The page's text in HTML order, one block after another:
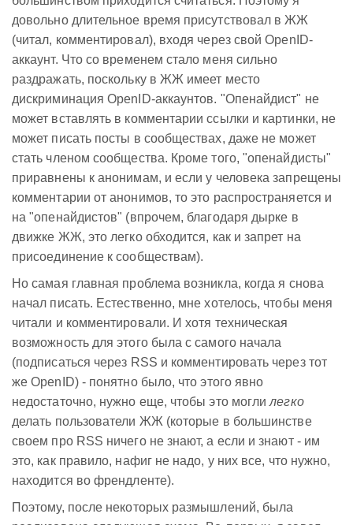
довольно длительное время присутствовал в ЖЖ
(читал, комментировал), входя через свой OpenID-
аккаунт. Что со временем стало меня сильно
раздражать, поскольку в ЖЖ имеет место
дискриминация OpenID-аккаунтов. "Опенайдист" не
может вставлять в комментарии ссылки и картинки, не
может писать посты в сообществах, даже не может
стать членом сообщества. Кроме того, "опенайдисты"
приравнены к анонимам, и если у человека запрещены
комментарии от анонимов, то это распространяется и
на "опенайдистов" (впрочем, благодаря дырке в
движке ЖЖ, это легко обходится, как и запрет на
присоединение к сообществам).
Но самая главная проблема возникла, когда я снова
начал писать. Естественно, мне хотелось, чтобы меня
читали и комментировали. И хотя техническая
возможность для этого была с самого начала
(подписаться через RSS и комментировать через тот
же OpenID) - понятно было, что этого явно
недостаточно, нужно еще, чтобы это моглилегко
делать пользователи ЖЖ (которые в большинстве
своем про RSS ничего не знают, а если и знают - им
это, как правило, нафиг не надо, у них все, что нужно,
находится во френдленте).
Поэтому, после некоторых размышлений, была